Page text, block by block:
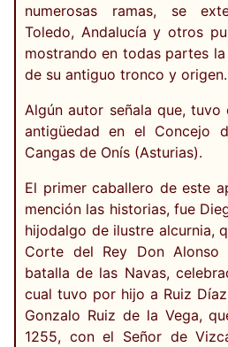
numerosas ramas, se
Toledo, Andalucía y otros
mostrando en todas partes
de su antiguo tronco y origen.
Algún autor señala que,
antigüedad en el Concejo
Cangas de Onís (Asturias).
El primer caballero de este
mención las historias, fue
hijodalgo de ilustre alcurnia,
Corte del Rey Don Alonso
batalla de las Navas,
cual tuvo por hijo a Ruiz
Gonzalo Ruiz de la Vega,
1255, con el Señor de